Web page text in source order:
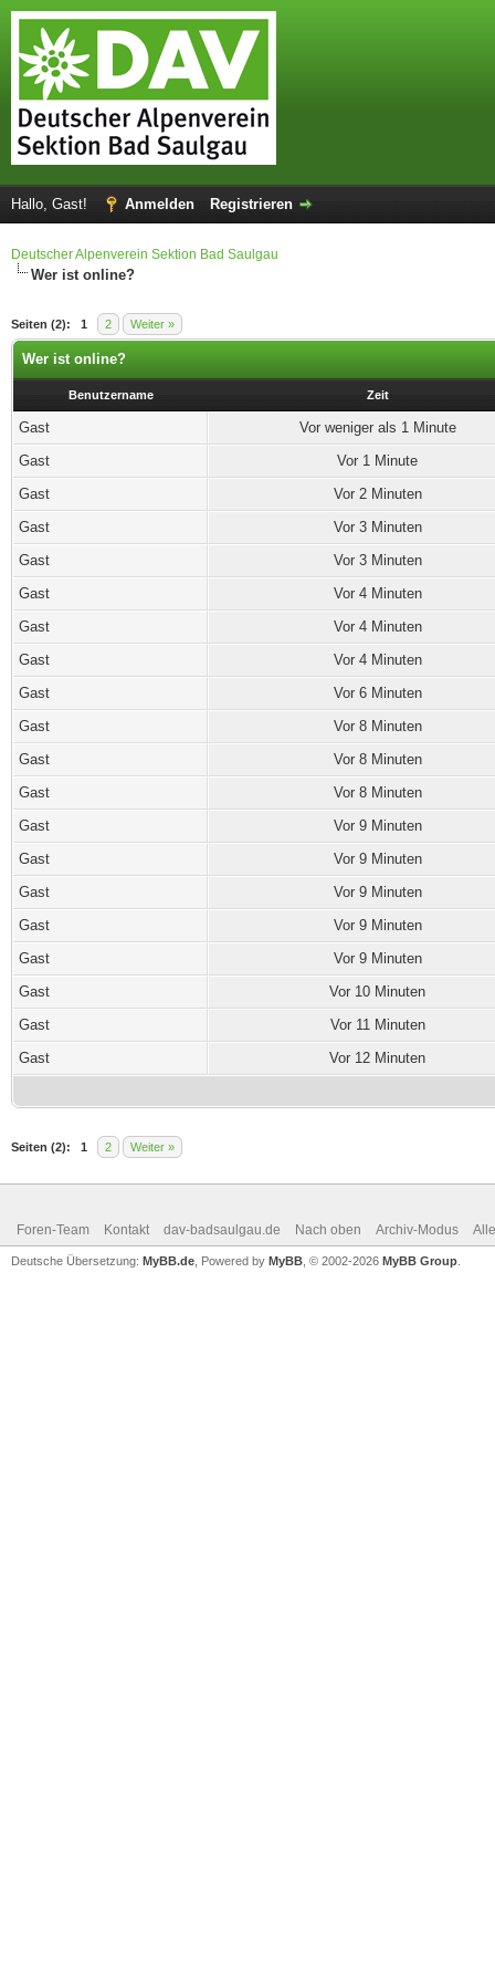
Hallo, Gast! Anmelden Registrieren
Deutscher Alpenverein Sektion Bad Saulgau
Wer ist online?
Seiten (2): 1 2 Weiter »
Wer ist online?
Benutzername Zeit
Gast
Vor weniger als 1 Minute
Gast
Vor 1 Minute
Gast
Vor 2 Minuten
Gast
Vor 3 Minuten
Gast
Vor 3 Minuten
Gast
Vor 4 Minuten
Gast
Vor 4 Minuten
Gast
Vor 4 Minuten
Gast
Vor 6 Minuten
Gast
Vor 8 Minuten
Gast
Vor 8 Minuten
Gast
Vor 8 Minuten
Gast
Vor 9 Minuten
Gast
Vor 9 Minuten
Gast
Vor 9 Minuten
Gast
Vor 9 Minuten
Gast
Vor 9 Minuten
Gast
Vor 10 Minuten
Gast
Vor 11 Minuten
Gast
Vor 12 Minuten
Seiten (2): 1 2 Weiter »
Foren-Team Kontakt dav-badsaulgau.de Nach oben Archiv-Modus
Deutsche Übersetzung: MyBB.de , Powered by MyBB , © 2002-2026 MyBB Group